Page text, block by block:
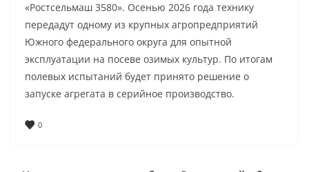
«Ростсельмаш 3580». Осенью 2026 года технику
передадут одному из крупных агропредприятий
Южного федерального округа для опытной
эксплуатации на посеве озимых культур. По итогам
полевых испытаний будет принято решение о
запуске агрегата в серийное производство.
0